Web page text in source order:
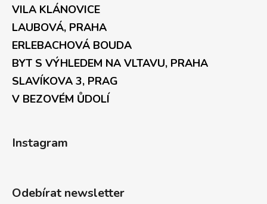
VILA KLÁNOVICE
LAUBOVÁ, PRAHA
ERLEBACHOVÁ BOUDA
BYT S VÝHLEDEM NA VLTAVU, PRAHA
SLAVÍKOVA 3, PRAG
V BEZOVÉM ŮDOLÍ
Instagram
Odebírat newsletter